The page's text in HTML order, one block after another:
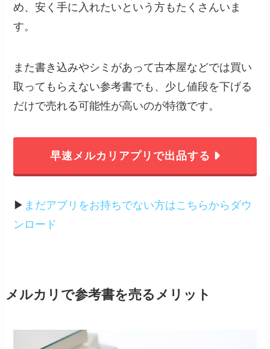
め、安く手に入れたいという方もたくさんいま
す。
また書き込みやシミがあって古本屋などでは買い
取ってもらえない参考書でも、少し値段を下げる
だけで売れる可能性が高いのが特徴です。
早速メルカリアプリで出品する
▶︎ まだアプリをお持ちでない方はこちらからダウ
ンロード
メルカリで参考書を売るメリット